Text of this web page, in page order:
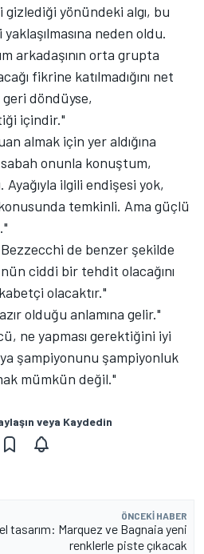
yönündeki algı, bu
neden oldu.
arkadaşının orta grupta
fikrine katılmadığını net
döndüyse,
içindir."
almak için yer aldığına
onunla konuştum,
ilgili endişesi yok,
temkinli. Ama güçlü
de benzer şekilde
ciddi bir tehdit olacağını
olacaktır."
olduğu anlamına gelir."
ne yapması gerektiğini iyi
şampiyonunu şampiyonluk
mümkün değil."
veya Kaydedin
ÖNCEKI HABER
tasarım: Marquez ve Bagnaia yeni
renklerle piste çıkacak